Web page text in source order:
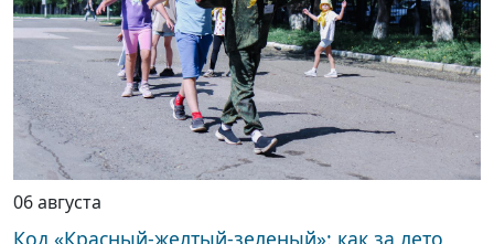
06 августа